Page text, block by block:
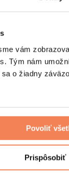
vám
Tým nám
o žiadny
Povoliť
Prispôsobiť